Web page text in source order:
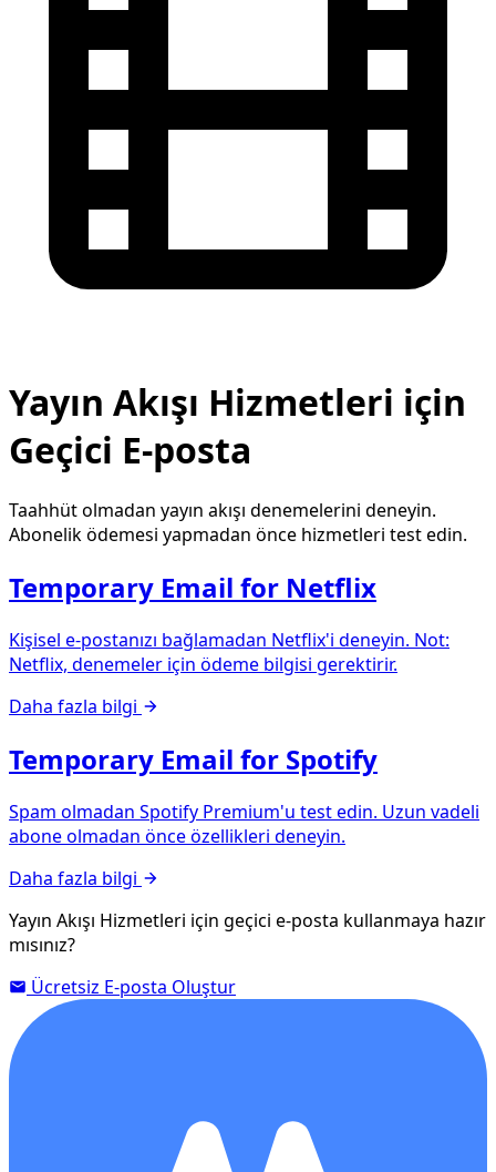
Yayın Akışı Hizmetleri için
Geçici E-posta
Taahhüt olmadan yayın akışı denemelerini deneyin.
Abonelik ödemesi yapmadan önce hizmetleri test edin.
Temporary Email for Netflix
Kişisel e-postanızı bağlamadan Netflix'i deneyin. Not:
Netflix, denemeler için ödeme bilgisi gerektirir.
Daha fazla bilgi
Temporary Email for Spotify
Spam olmadan Spotify Premium'u test edin. Uzun vadeli
abone olmadan önce özellikleri deneyin.
Daha fazla bilgi
Yayın Akışı Hizmetleri için geçici e-posta kullanmaya hazır
mısınız?
Ücretsiz E-posta Oluştur